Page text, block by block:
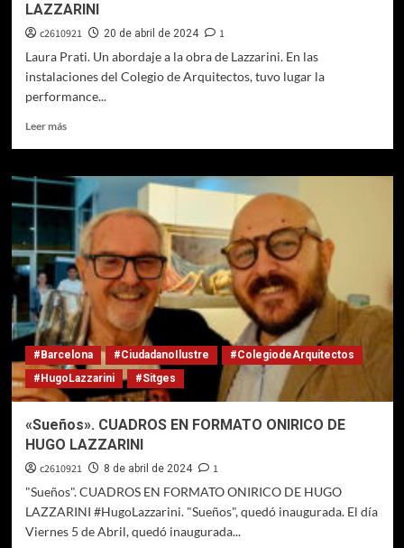
LAZZARINI
c2610921 20 de abril de 2024
1
Laura Prati. Un abordaje a la obra de Lazzarini. En las
instalaciones del Colegio de Arquitectos, tuvo lugar la
performance...
Leer másLeer
LAURA
PRATI.
UN
ABORDAJE
A
LA
OBRA
DE
LAZZARINI
#Barcelona #CiudadanoIlustre
#ColegiodeArquitectos
#HugoLazzarini
#Sitges
«Sueños». CUADROS EN FORMATO ONIRICO DE
HUGO LAZZARINI
c2610921 8 de abril de 2024
1
"Sueños". CUADROS EN FORMATO ONIRICO DE HUGO
LAZZARINI #HugoLazzarini. "Sueños", quedó inaugurada. El día
Viernes 5 de Abril, quedó inaugurada...